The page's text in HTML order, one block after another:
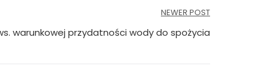
NEWER POST
warunkowej przydatności wody do spożycia